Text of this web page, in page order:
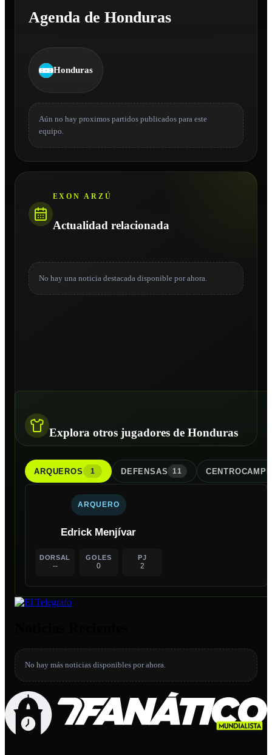
Agenda de Honduras
Honduras
Aún no hay proximos partidos publicados para este
equipo.
EXON ARZÚ
Actualidad relacionada
No hay una noticia destacada disponible por ahora.
Explora otros jugadores de Honduras
ARQUEROS 1 DEFENSAS 11
ARQUERO
Edrick Menjívar
DORSAL
--
GOLES
0
PJ
2
No hay más noticias disponibles por ahora.